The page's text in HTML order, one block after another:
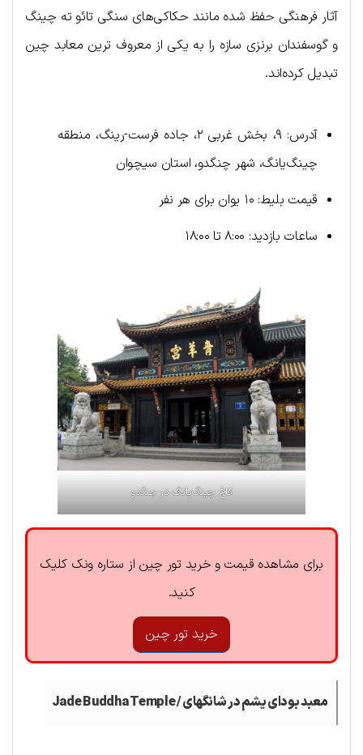
آثار فرهنگی حفظ شده مانند حکاکی‌های سنگی تائو ته چینگ
و گوسفندان برنزی سازه را به یکی از معروف ترین معابد چین
تبدیل کرده‌اند.
آدرس: ۹، بخش غربی ۲، جاده فرست-رینگ، منطقه
چینگ‌یانگ، شهر چنگدو، استان سیچوان
قیمت بلیط: ۱۰ یوان برای هر نفر
ساعات بازدید: ۸:۰۰ تا ۱۸:۰۰
کاخ چینگ‌یانگ در چنگدو
برای مشاهده قیمت و خرید تور چین از ستاره ونک کلیک
کنید.
خرید تور چین
معبد بودای یشم در شانگهای /Jade Buddha Temple